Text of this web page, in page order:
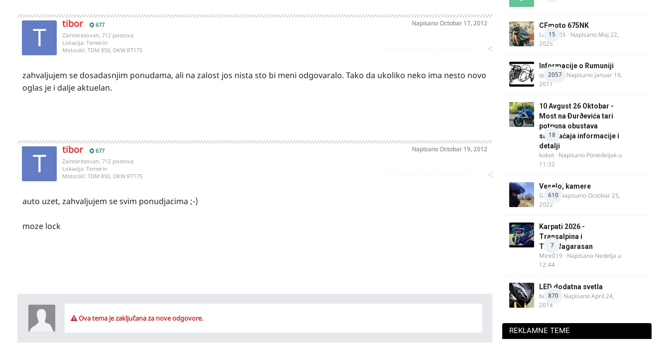
tibor 677 NapisanoOctobar 17, 2012
Zainteresovan, 712 postova
Lokacija: Temerin
Motocikl: TDM 850, DKW RT175
zahvaljujem se dosadasnjim ponudama, ali na zalost jos nista sto bi meni odgovaralo. Tako da ukoliko neko ima nesto novo
oglas je i dalje aktuelan.
tibor 677 NapisanoOctobar 19, 2012
Zainteresovan, 712 postova
Lokacija: Temerin
Motocikl: TDM 850, DKW RT175
auto uzet, zahvaljujem se svim ponudjacima ;-)
moze lock
Ova tema je zaključana za nove odgovore.
15
CFmoto 675NK
Luka9905 · Napisano Maj 22,
2025
2057
Informacije o Rumuniji
quasaar · Napisano Januar 19,
2011
18
10 Avgust 26 Oktobar -
Most na Ðurðevića tari
potpuna obustava
saobraćaja informacije i
detalji
kokot · Napisano Ponedeljak u
11:32
610
Veselo, kamere
GR 46· NapisanoOctobar 25,
2022
7
Karpati 2026 -
Transalpina i
Transfagarasan
Mire019 · Napisano Nedelja u
12:44
870
LED dodatna svetla
boki.64 · NapisanoApril 24,
2014
REKLAMNE TEME